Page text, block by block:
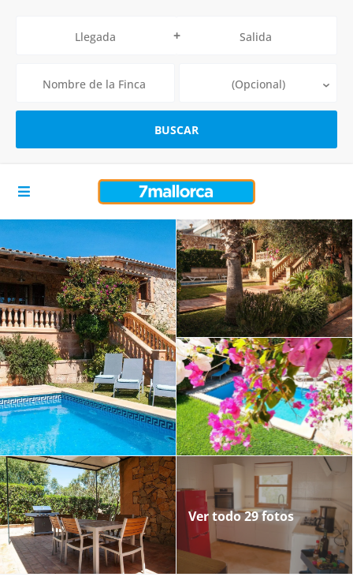
Ver todo 29 fotos